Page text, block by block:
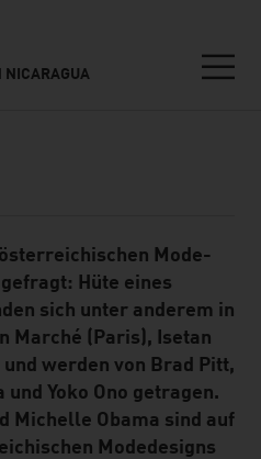
NICARAGUA
Mode-
Hüte eines
sich unter anderem in
Marché (Paris), Isetan
werden von Brad Pitt,
Yoko Ono getragen.
Michelle Obama sind auf
Modedesigns